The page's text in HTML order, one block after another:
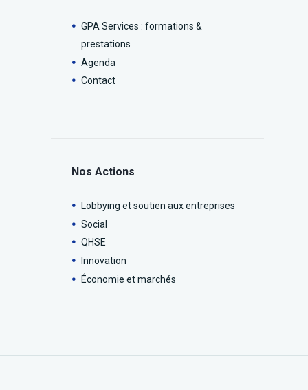
GPA Services : formations &
prestations
Agenda
Contact
Nos Actions
Lobbying et soutien aux entreprises
Social
QHSE
Innovation
Économie et marchés